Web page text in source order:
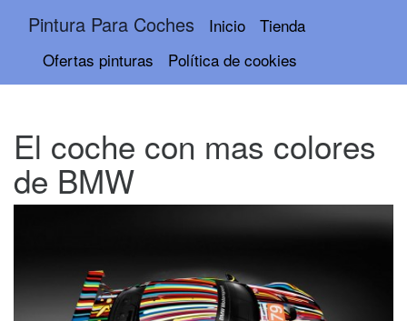
Pintura Para Coches Inicio
Tienda
Ofertas pinturas
Política de cookies
El coche con mas colores
de BMW